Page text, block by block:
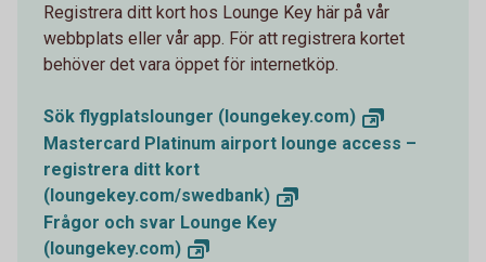
Registrera ditt kort hos Lounge Key här på vår
webbplats eller vår app. För att registrera kortet
behöver det vara öppet för internetköp.
Sök flygplatslounger (loungekey.com)
Mastercard Platinum airport lounge access –
registrera ditt kort
(loungekey.com/swedbank)
Frågor och svar Lounge Key
(loungekey.com)